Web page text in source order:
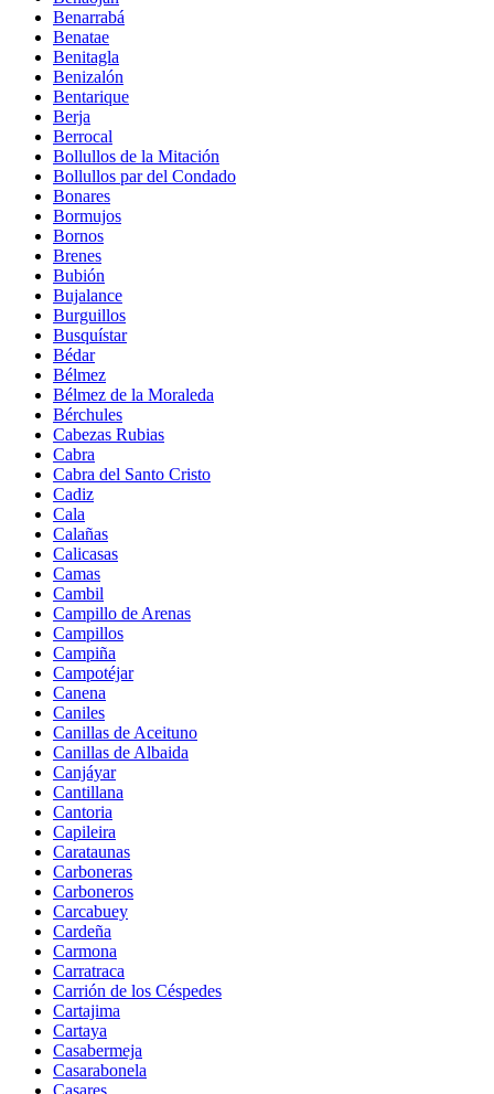
Benarrabá
Benatae
Benitagla
Benizalón
Bentarique
Berja
Berrocal
Bollullos de la Mitación
Bollullos par del Condado
Bonares
Bormujos
Bornos
Brenes
Bubión
Bujalance
Burguillos
Busquístar
Bédar
Bélmez
Bélmez de la Moraleda
Bérchules
Cabezas Rubias
Cabra
Cabra del Santo Cristo
Cadiz
Cala
Calañas
Calicasas
Camas
Cambil
Campillo de Arenas
Campillos
Campiña
Campotéjar
Canena
Caniles
Canillas de Aceituno
Canillas de Albaida
Canjáyar
Cantillana
Cantoria
Capileira
Carataunas
Carboneras
Carboneros
Carcabuey
Cardeña
Carmona
Carratraca
Carrión de los Céspedes
Cartajima
Cartaya
Casabermeja
Casarabonela
Casares